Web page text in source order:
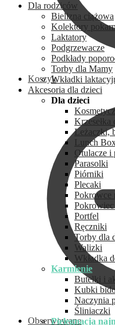
Koszyk
Obserwowane
Dla rodziców
Bielizna ciążowa
Kolektory
Laktatory
Podgrzewacze
Podkłady
Torby dla Mamy
Wkładki
Akcesoria dla dzieci
Dla dzieci
Krzesełka
Leżaczki,
Lunch
Otulacze i
Parasolki
Piórniki
Plecaki
Pokrowce
Portfel
Ręczniki
Torby dla
Walizki
Wkładka
Karmienie
Butelki i
Kubki
Naczynia
Śliniaczki
Pielęgnacja